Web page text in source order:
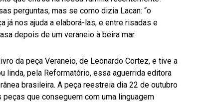
perguntas, mas se como dizia Lacan: “o
já nos ajuda a elaborá-las, e entre risadas e
depois de um veraneio à beira mar.
da peça Veraneio, de Leonardo Cortez, e tive a
linda, pela Reformatório, essa aguerrida editora
brasileira. A peça reestreia dia 22 de outubro
que conseguem com uma linguagem